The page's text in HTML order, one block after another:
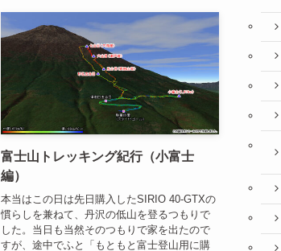
富士山トレッキング紀行（小富士
編）
本当はこの日は先日購入したSIRIO 40-GTXの
慣らしを兼ねて、丹沢の低山を登るつもりで
した。当日も当然そのつもりで家を出たので
すが、途中でふと「もともと富士登山用に購